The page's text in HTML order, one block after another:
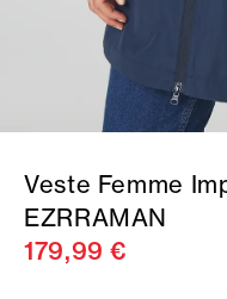
Veste Femme
EZRRAMAN
179,99 €